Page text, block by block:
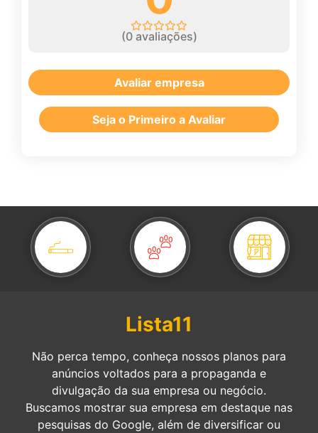
(0avaliações)
Avaliar empresa
Seja o Primeiro a Avaliar
Lista11
Não perca tempo, conheça nossos planos para
anúncios voltados para a propaganda e
divulgação da sua empresa ou negócio.
Buscamos mostrar sua empresa em destaque nas
pesquisas do Google, além de diversificar ou